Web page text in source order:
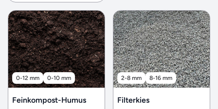
0-12 mm 0-10 mm
Feinkompost-Humus
2-8 mm 8-16 mm
Filterkies